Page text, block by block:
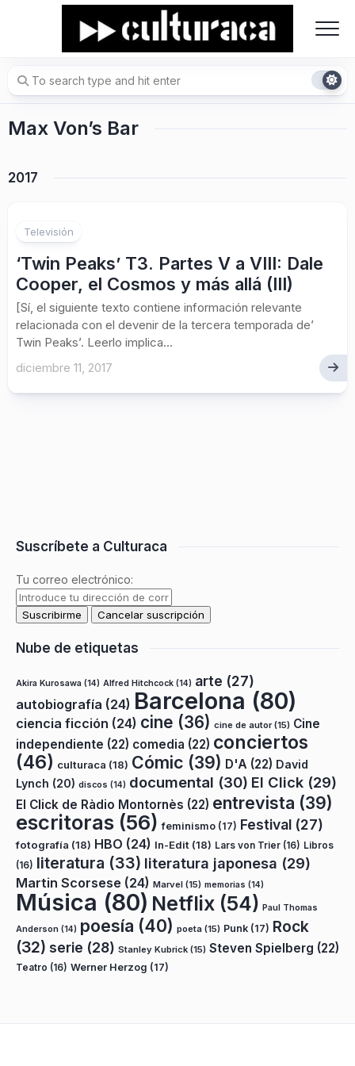
Max Von’s Bar
2017
Televisión
‘Twin Peaks’ T3. Partes V a VIII: Dale
Cooper, el Cosmos y más allá (III)
[Sí, el siguiente texto contiene información relevante
relacionada con el devenir de la tercera temporada de’
Twin Peaks’. Leerlo implica...
diciembre 11, 2017
Suscríbete a Culturaca
Tu correo electrónico:
Nube de etiquetas
Akira Kurosawa (14) Alfred Hitchcock (14) arte (27)
autobiografía (24) Barcelona (80)
ciencia ficción (24) cine (36) cine de autor(15) Cine
independiente (22) comedia (22) conciertos
(46) culturaca (18) Cómic (39) D'A (22) David
Lynch (20) discos (14) documental (30) El Click (29)
El Click de Ràdio Montornès (22) entrevista (39)
escritoras (56) feminismo (17) Festival (27)
fotografía (18) HBO (24) In-Edit (18) Lars von Trier (16) Libros
(16) literatura (33) literatura japonesa (29)
Martin Scorsese (24) Marvel (15) memorias (14)
Música (80) Netflix (54) Paul Thomas
Anderson (14) poesía (40) poeta (15) Punk (17) Rock
(32) serie (28) Stanley Kubrick (15) Steven Spielberg (22)
Teatro (16) Werner Herzog (17)